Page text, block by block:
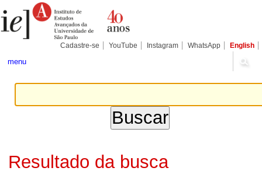
para
conteúdo.
Pessoais
Cadastre-se YouTube Instagram WhatsApp English
menu
Resultado da busca